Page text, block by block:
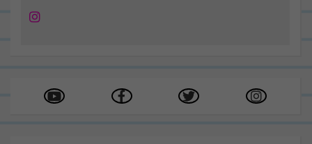
Instagram